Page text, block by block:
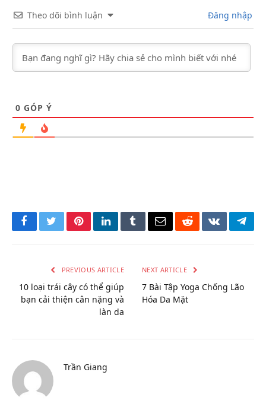
Theo dõi bình luận Đăng nhập
0 GÓP Ý
FacebookTwitterPinterestLinkedInTumblrEmailRedditVKontakte
PREVIOUS ARTICLE
10 loại trái cây có thể giúp
bạn cải thiện cân nặng và
làn da
NEXT ARTICLE
7 Bài Tập Yoga Chống Lão
Hóa Da Mặt
Trần Giang